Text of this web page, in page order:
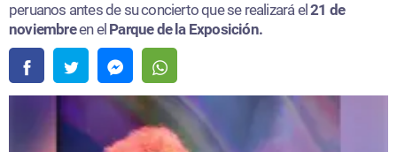
peruanos antes de su concierto que se realizará el21 de
noviembreen el Parque de la Exposición.